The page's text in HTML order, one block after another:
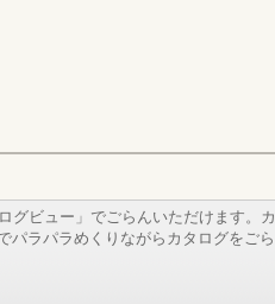
グビュー」でごらんいただけます。カ
パラパラめくりながらカタログをごら